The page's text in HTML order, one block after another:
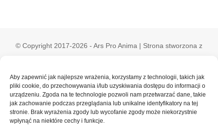
Aby zapewnić jak najlepsze wrażenia, korzystamy z technologii, takich jak
pliki cookie, do przechowywania i/lub uzyskiwania dostępu do informacji o
urządzeniu. Zgoda na te technologie pozwoli nam przetwarzać dane, takie
jak zachowanie podczas przeglądania lub unikalne identyfikatory na tej
stronie. Brak wyrażenia zgody lub wycofanie zgody może niekorzystnie
wpłynąć na niektóre cechy i funkcje.
© Copyright 2017-2026 - Ars Pro Anima | Strona stworzona z
serwisu i Polityka Prywatności
FacebookInstagram